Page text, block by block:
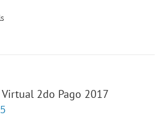
Virtual 2do Pago 2017